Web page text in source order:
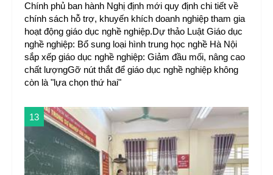
Chính phủ ban hành Nghị định mới quy định chi tiết về
chính sách hỗ trợ, khuyến khích doanh nghiệp tham gia
hoạt động giáo dục nghề nghiệp.Dự thảo Luật Giáo dục
nghề nghiệp: Bổ sung loại hình trung học nghề Hà Nội
sắp xếp giáo dục nghề nghiệp: Giảm đầu mối, nâng cao
chất lượngGỡ nút thắt để giáo dục nghề nghiệp không
còn là "lựa chọn thứ hai"
13